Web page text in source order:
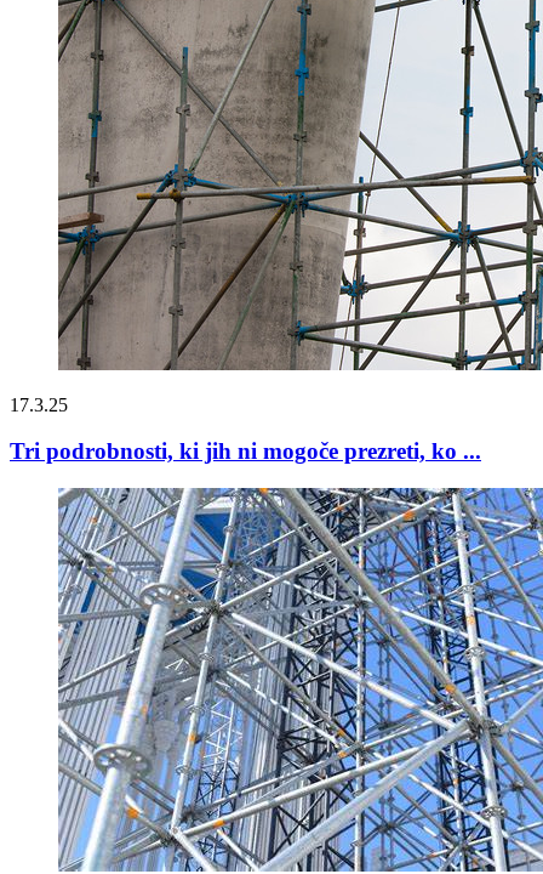
17.3.25
Tri podrobnosti, ki jih ni mogoče prezreti, ko ...